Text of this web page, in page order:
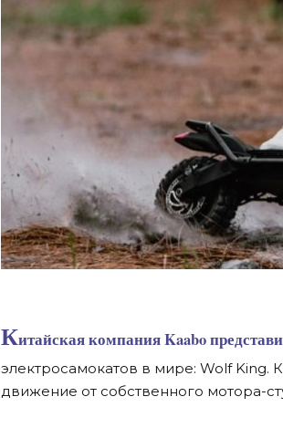
Китайская компания Kaabo
электросамокатов в мире: Wolf King.
движение от собственного мотора-